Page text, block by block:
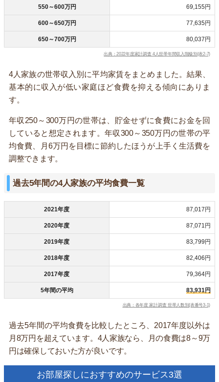
550～600万円 69,155円
600～650万円 77,635円
650～700万円 80,037円
出典：2022年度家計調査 4人世帯年間収入階級別(表2-7)
4人家族の世帯収入別に平均家賃をまとめました。結果、
基本的に収入が低い家庭ほど食費を抑える傾向にありま
す。
年収250～300万円の世帯は、貯金せずに食費にお金を回
していると想定されます。年収300～350万円の世帯の平
均食費、月6万円を目標に節約したほうが上手く生活費を
調整できます。
過去5年間の4人家族の平均食費一覧
2021年度 87,017円
2020年度 87,071円
2019年度 83,799円
2018年度 82,406円
2017年度 79,364円
5年間の平均 83,931円
出典：各年度 家計調査 世帯人数別(表番号3-1)
過去5年間の平均食費を比較したところ、2017年度以外は
月8万円を超えています。4人家族なら、月の食費は8～9万
円は確保しておいた方が良いです。
お部屋探しにおすすめのサービス3選